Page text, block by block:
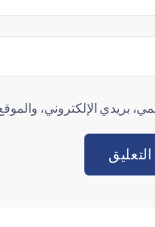
بريدي الإلكتروني،